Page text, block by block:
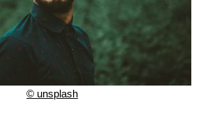
© unsplash